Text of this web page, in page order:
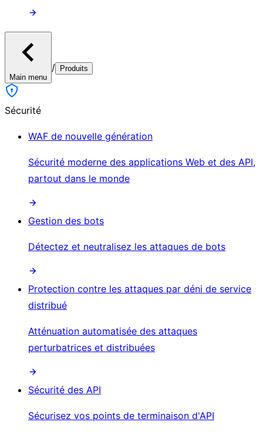
Main menu
/ Produits
Sécurité
WAF de nouvelle génération
Sécurité moderne des applications Web et des API,
partout dans le monde
Gestion des bots
Détectez et neutralisez les attaques de bots
Protection contre les attaques par déni de service
distribué
Atténuation automatisée des attaques
perturbatrices et distribuées
Sécurité des API
Sécurisez vos points de terminaison d'API